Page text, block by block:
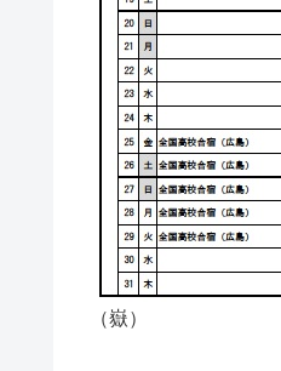
（嶽）